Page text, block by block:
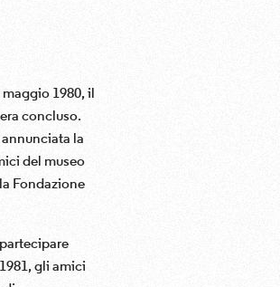
1980, il
concluso.
la
del museo
Fondazione
gli amici